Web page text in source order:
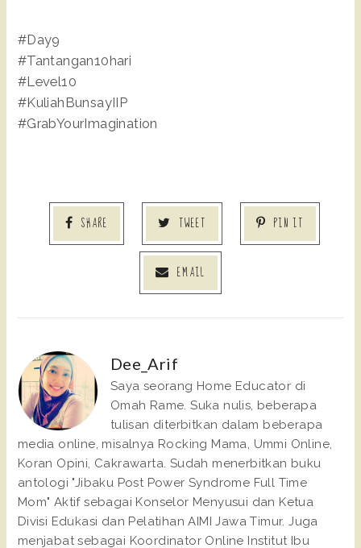
#Day9
#Tantangan10hari
#Level10
#KuliahBunsayIIP
#GrabYourImagination
SHARE TWEET PIN IT
EMAIL
Dee_Arif
Saya seorang Home Educator di
Omah Rame. Suka nulis, beberapa
tulisan diterbitkan dalam beberapa
media online, misalnya Rocking Mama, Ummi Online,
Koran Opini, Cakrawarta. Sudah menerbitkan buku
antologi "Jibaku Post Power Syndrome Full Time
Mom" Aktif sebagai Konselor Menyusui dan Ketua
Divisi Edukasi dan Pelatihan AIMI Jawa Timur. Juga
menjabat sebagai Koordinator Online Institut Ibu